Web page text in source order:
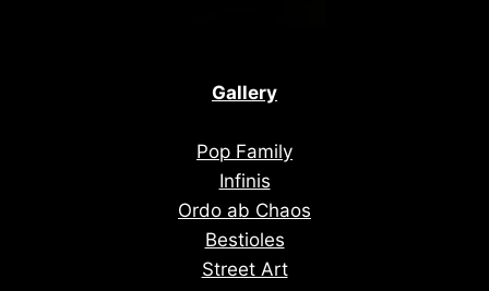
Gallery
Pop Family
Infinis
Ordo ab Chaos
Bestioles
Street Art